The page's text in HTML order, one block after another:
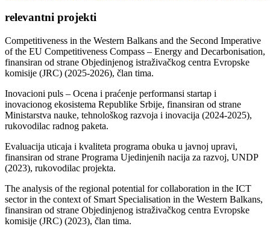
relevantni projekti
Competitiveness in the Western Balkans and the Second Imperative
of the EU Competitiveness Compass – Energy and Decarbonisation,
finansiran od strane Objedinjenog istraživačkog centra Evropske
komisije (JRC) (2025-2026), član tima.
Inovacioni puls – Ocena i praćenje performansi startap i
inovacionog ekosistema Republike Srbije, finansiran od strane
Ministarstva nauke, tehnološkog razvoja i inovacija (2024-2025),
rukovodilac radnog paketa.
Evaluacija uticaja i kvaliteta programa obuka u javnoj upravi,
finansiran od strane Programa Ujedinjenih nacija za razvoj, UNDP
(2023), rukovodilac projekta.
The analysis of the regional potential for collaboration in the ICT
sector in the context of Smart Specialisation in the Western Balkans,
finansiran od strane Objedinjenog istraživačkog centra Evropske
komisije (JRC) (2023), član tima.